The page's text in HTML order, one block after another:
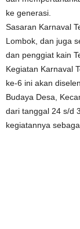
ke generasi.
Sasaran Karnaval
Lombok, dan juga
dan penggiat kain
Kegiatan Karnaval
ke-6 ini akan
Budaya Desa,
dari tanggal 24 s/d
kegiatannya